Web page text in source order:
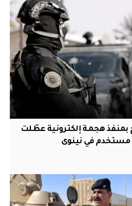
بمنفذ هجمة إلكترونية عطّلت